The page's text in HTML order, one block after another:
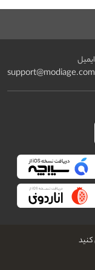
ایمیل
support@modiage.com
کنید